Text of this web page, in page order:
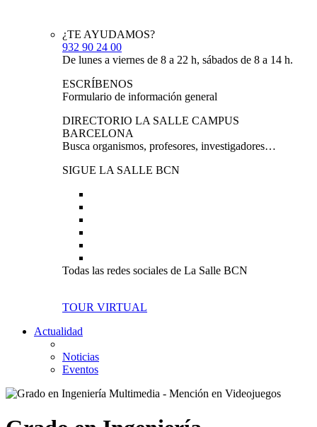
¿TE AYUDAMOS?
932 90 24 00
De lunes a viernes de 8 a 22 h, sábados de 8 a 14 h.
ESCRÍBENOS
Formulario de información general
DIRECTORIO LA SALLE CAMPUS
BARCELONA
Busca organismos, profesores, investigadores…
SIGUE LA SALLE BCN
Todas las redes sociales de La Salle BCN
TOUR VIRTUAL
Actualidad
Noticias
Eventos